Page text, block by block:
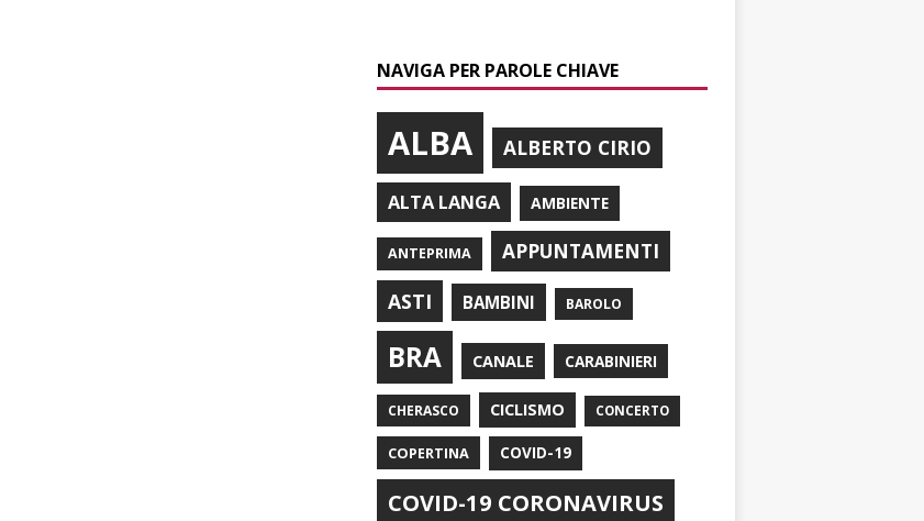
NAVIGA PER PAROLE CHIAVE
ALBA ALBERTO CIRIO
ALTA LANGA AMBIENTE
ANTEPRIMA
APPUNTAMENTI
ASTI
BAMBINI BAROLO
BRA CANALE CARABINIERI
CHERASCO CICLISMO CONCERTO
COPERTINA COVID-19
COVID-19 CORONAVIRUS